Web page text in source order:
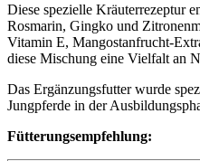
Diese spezielle Kräuterrezeptur
Rosmarin, Gingko und
Vitamin E, Mangostanfrucht-
diese Mischung eine Vielfalt an
Das Ergänzungsfutter wurde
Jungpferde in der
Fütterungsempfehlung: